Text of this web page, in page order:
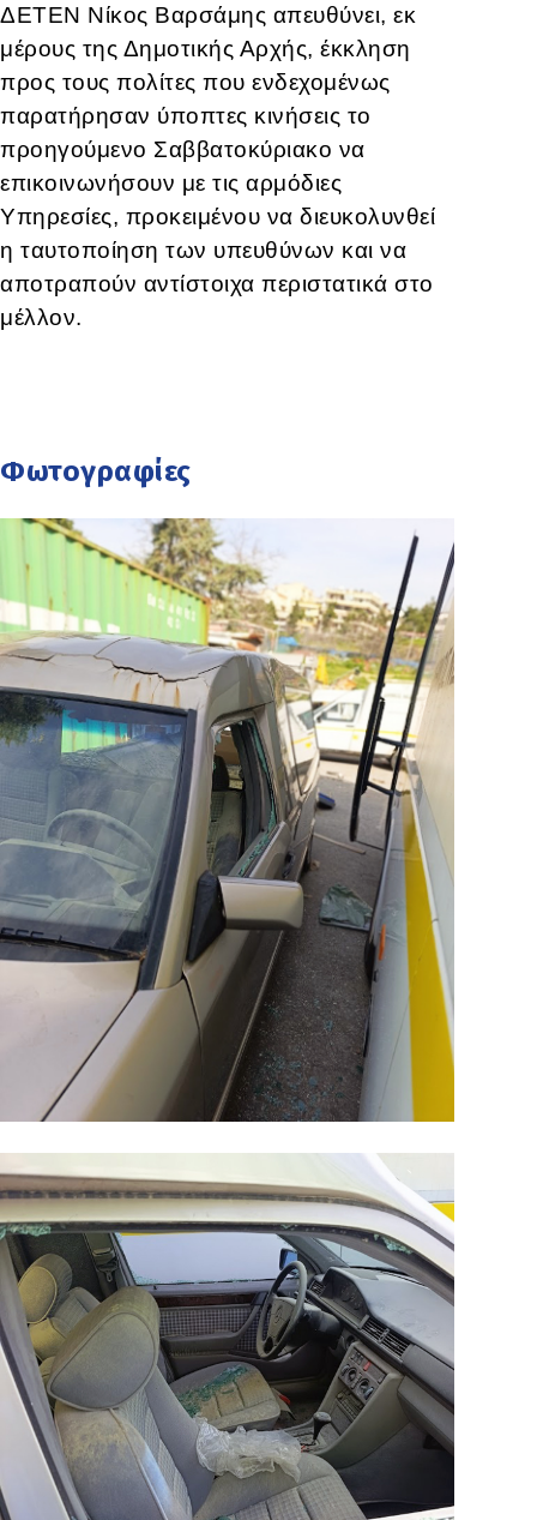
ΔΕΤΕΝ Νίκος Βαρσάμης απευθύνει, εκ
μέρους της Δημοτικής Αρχής, έκκληση
προς τους πολίτες που ενδεχομένως
παρατήρησαν ύποπτες κινήσεις το
προηγούμενο Σαββατοκύριακο να
επικοινωνήσουν με τις αρμόδιες
Υπηρεσίες, προκειμένου να διευκολυνθεί
η ταυτοποίηση των υπευθύνων και να
αποτραπούν αντίστοιχα περιστατικά στο
μέλλον.
Φωτογραφίες